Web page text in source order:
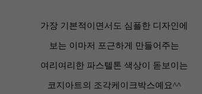
가장 기본적이면서도 심플한 디자인에
보는 이마저 포근하게 만들어주는
여리여리한 파스텔톤 색상이 돋보이는
코지아트의 조각케이크박스예요^^